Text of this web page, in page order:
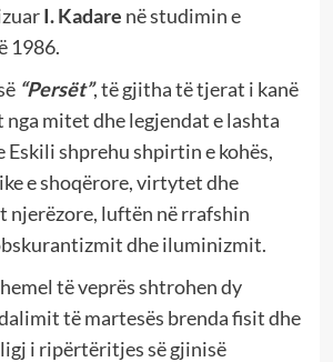
I. Kadare në studimin e
1986.
“Persët”, të gjitha të tjerat i kanë
mitet dhe legjendat e lashta
Eskili shprehu shpirtin e kohës,
e shoqërore, virtytet dhe
njerëzore, luftën në rrafshin
dhe iluminizmit.
të veprës shtrohen dy
të martesës brenda fisit dhe
i ripërtëritjes së gjinisë